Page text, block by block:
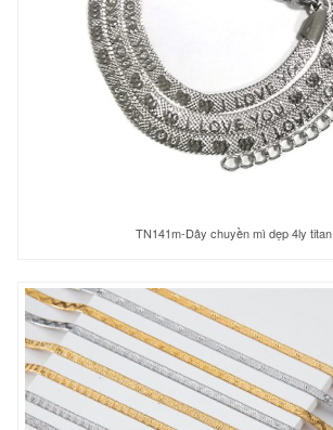
TN141m-Dây chuyền mì dẹp 4ly titan